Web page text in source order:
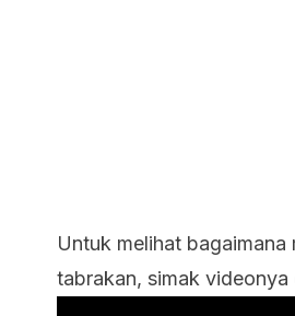
Untuk melihat bagaimana
tabrakan, simak videonya